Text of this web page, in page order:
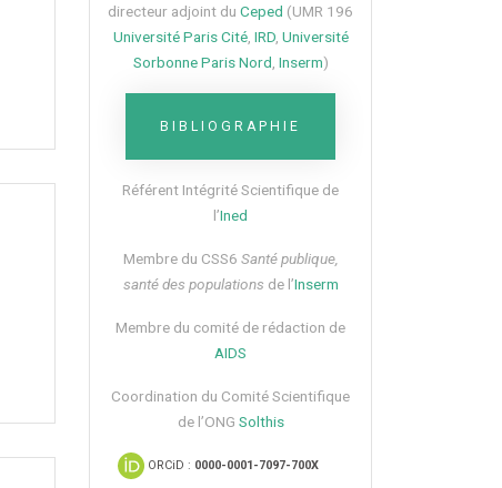
directeur adjoint du Ceped (UMR 196
Université Paris Cité, IRD, Université
Sorbonne Paris Nord Inserm)
BIBLIOGRAPHIE
Référent Intégrité Scientifique de
l’Ined
Membre du CSS6​ Santé publique,
santé des populations de l’Inserm
Membre du comité de rédaction de
AIDS
Coordination du Comité Scientifique
de l’ONG Solthis
ORCiD : 0000-0001-7097-700X